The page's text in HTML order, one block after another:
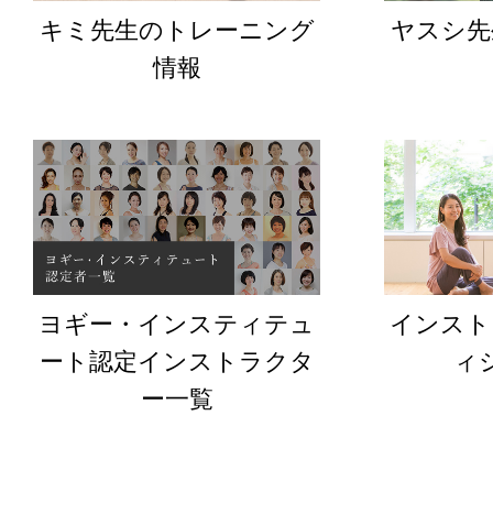
キミ先生のトレーニング
情報
ヤスシ
ヨギー・インスティテュ
ート認定インストラクタ
ー一覧
インス
ィ